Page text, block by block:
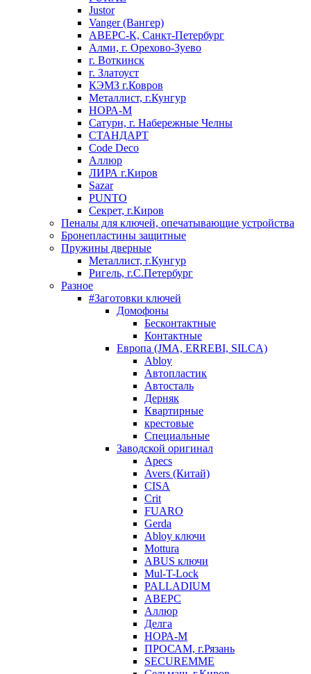
Justor
Vanger (Вангер)
АВЕРС-К, Санкт-Петербург
Алми, г. Орехово-Зуево
г. Воткинск
г. Златоуст
КЭМЗ г.Ковров
Металлист, г.Кунгур
НОРА-М
Сатурн, г. Набережные Челны
СТАНДАРТ
Code Deco
Аллюр
ЛИРА г.Киров
Sazar
PUNTO
Секрет, г.Киров
Пеналы для ключей, опечатывающие устройства
Бронепластины защитные
Пружины дверные
Металлист, г.Кунгур
Ригель, г.С.Петербург
Разное
#Заготовки ключей
Домофоны
Бесконтактные
Контактные
Европа (JMA, ERREBI, SILCA)
Abloy
Автопластик
Автосталь
Дерняк
Квартирные
крестовые
Специальные
Заводской оригинал
Apecs
Avers (Китай)
CISA
Crit
FUARO
Gerda
Abloy ключи
Mottura
ABUS ключи
Mul-T-Lock
PALLADIUM
АВЕРС
Аллюр
Делга
НОРА-М
ПРОСАМ, г.Рязань
SECUREMME